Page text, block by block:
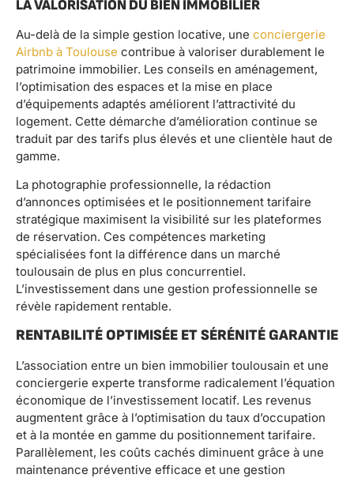
LA VALORISATION DU BIEN IMMOBILIER
Au-delà de la simple gestion locative, une conciergerie
Airbnb à Toulouse contribue à valoriser durablement le
patrimoine immobilier. Les conseils en aménagement,
l’optimisation des espaces et la mise en place
d’équipements adaptés améliorent l’attractivité du
logement. Cette démarche d’amélioration continue se
traduit par des tarifs plus élevés et une clientèle haut de
gamme.
La photographie professionnelle, la rédaction
d’annonces optimisées et le positionnement tarifaire
stratégique maximisent la visibilité sur les plateformes
de réservation. Ces compétences marketing
spécialisées font la différence dans un marché
toulousain de plus en plus concurrentiel.
L’investissement dans une gestion professionnelle se
révèle rapidement rentable.
RENTABILITÉ OPTIMISÉE ET SÉRÉNITÉ GARANTIE
L’association entre un bien immobilier toulousain et une
conciergerie experte transforme radicalement l’équation
économique de l’investissement locatif. Les revenus
augmentent grâce à l’optimisation du taux d’occupation
et à la montée en gamme du positionnement tarifaire.
Parallèlement, les coûts cachés diminuent grâce à une
maintenance préventive efficace et une gestion